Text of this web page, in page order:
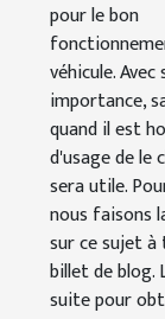
pour le bon
véhicule. Avec
importance,
quand il est
d'usage de le
sera utile.
nous faisons
sur ce sujet à
billet de blog.
suite pour